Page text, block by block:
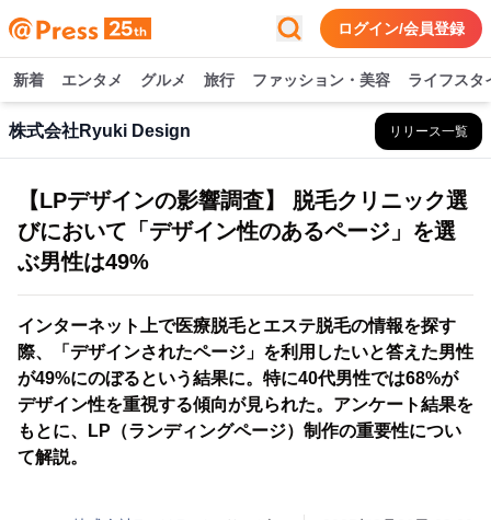
ログイン/会員登録
新着 エンタメ グルメ 旅行 ファッション・美容 ライフスタ
株式会社Ryuki Design リリース一覧
【LPデザインの影響調査】 脱毛クリニック選
びにおいて「デザイン性のあるページ」を選
ぶ男性は49%
インターネット上で医療脱毛とエステ脱毛の情報を探す
際、「デザインされたページ」を利用したいと答えた男性
が49%にのぼるという結果に。特に40代男性では68%が
デザイン性を重視する傾向が見られた。アンケート結果を
もとに、LP（ランディングページ）制作の重要性につい
て解説。